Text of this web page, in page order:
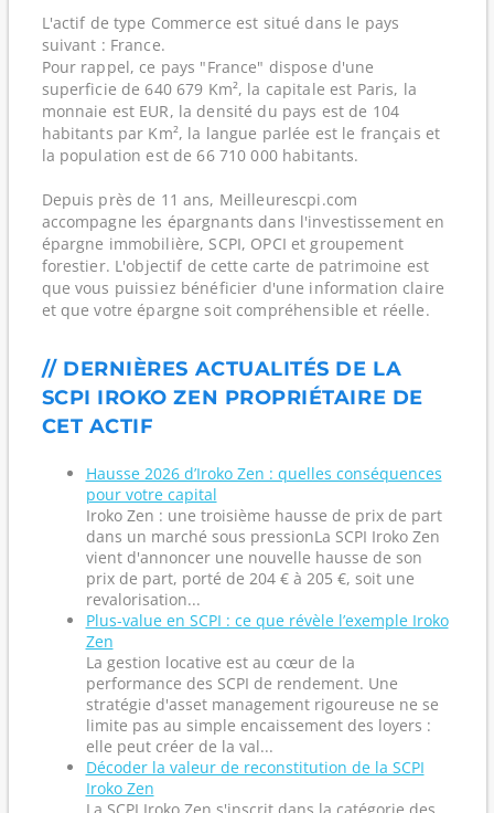
L'actif de type Commerce est situé dans le pays
suivant : France.
Pour rappel, ce pays "France" dispose d'une
superficie de 640 679 Km², la capitale est Paris, la
monnaie est EUR, la densité du pays est de 104
habitants par Km², la langue parlée est le français et
la population est de 66 710 000 habitants.
Depuis près de 11 ans, Meilleurescpi.com
accompagne les épargnants dans l'investissement en
épargne immobilière, SCPI, OPCI et groupement
forestier. L'objectif de cette carte de patrimoine est
que vous puissiez bénéficier d'une information claire
et que votre épargne soit compréhensible et réelle.
// DERNIÈRES ACTUALITÉS DE LA
SCPI IROKO ZEN PROPRIÉTAIRE DE
CET ACTIF
Hausse 2026 d’Iroko Zen : quelles conséquences
pour votre capital
Iroko Zen : une troisième hausse de prix de part
dans un marché sous pressionLa SCPI Iroko Zen
vient d'annoncer une nouvelle hausse de son
prix de part, porté de 204 € à 205 €, soit une
revalorisation...
Plus-value en SCPI : ce que révèle l’exemple Iroko
Zen
La gestion locative est au cœur de la
performance des SCPI de rendement. Une
stratégie d'asset management rigoureuse ne se
limite pas au simple encaissement des loyers :
elle peut créer de la val...
Décoder la valeur de reconstitution de la SCPI
Iroko Zen